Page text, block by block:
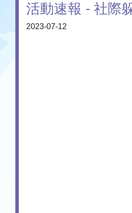
活動速報 - 社際
2023-07-12